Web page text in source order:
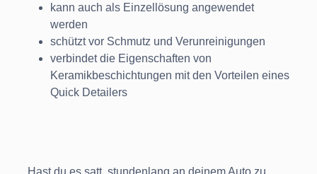
kann auch als Einzellösung angewendet
werden
schützt vor Schmutz und Verunreinigungen
verbindet die Eigenschaften von
Keramikbeschichtungen mit den Vorteilen eines
Quick Detailers